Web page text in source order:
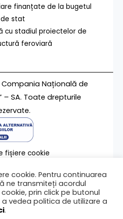
finanțate de la bugetul
de stat
cu stadiul proiectelor de
feroviară
Națională de
– SA. Toate drepturile
fișiere cookie
a paginii 12/02/2024
cookie. Pentru continuarea
ne transmiteți acordul
prin click pe butonul
a vedea politica de utilizare a
.